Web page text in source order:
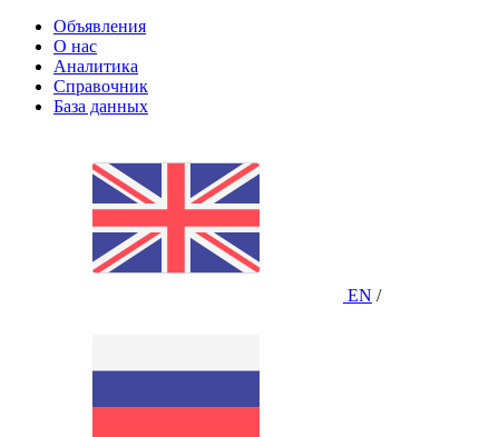
Объявления
О нас
Аналитика
Справочник
База данных
EN /